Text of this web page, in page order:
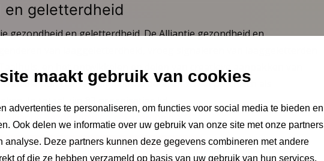
maakt gebruik van cookies
advertenties te personaliseren, om functies voor social media te bieden en
Ook delen we informatie over uw gebruik van onze site met onze partners
analyse. Deze partners kunnen deze gegevens combineren met andere
of die ze hebben verzameld op basis van uw gebruik van hun services.
en geletterdheid
gezondheid en geletterdheid. De Alliantie gezondheid en
en het ontwikkelen en delen van creatieve aanpakken van
die hun taalvaardigheid verbeteren zowel psychisch als
In totaal zijn 83 organisaties lid.
Alliantie gezondheid en geletterdheid >